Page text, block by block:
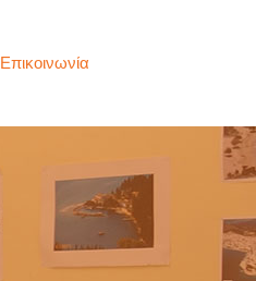
Επικοινωνία